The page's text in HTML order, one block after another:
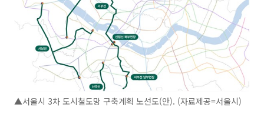
▲서울시 3차 도시철도망 구축계획 노선도(안). (자료제공=서울시)